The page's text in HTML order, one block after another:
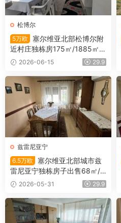
松博尔
5万欧
塞尔维亚北部松博尔附
近村庄独栋房175㎡/1885㎡/5
万欧2026-06-15 29.9
兹雷尼亚宁
6.5万欧
塞尔维亚北部城市兹
雷尼亚宁独栋房子出售68㎡/4
52㎡/6.5万欧
2026-05-31 29.9